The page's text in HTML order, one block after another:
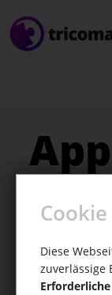
Lass dich
und
Diese
zuverlässige